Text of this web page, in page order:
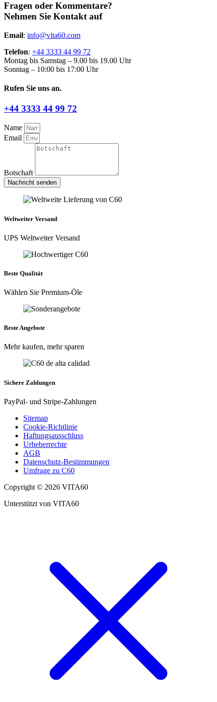
Fragen oder Kommentare?
Nehmen Sie Kontakt auf
Email: info@vita60.com
Telefon: +44 3333 44 99 72
Montag bis Samstag – 9.00 bis 19.00 Uhr
Sonntag – 10:00 bis 17:00 Uhr
Rufen Sie uns an.
+44 3333 44 99 72
Name
Email
Botschaft
Nachricht senden
Weltweiter Versand
UPS Weltweiter Versand
Beste Qualität
Wählen Sie Premium-Öle
Beste Angebote
Mehr kaufen, mehr sparen
Sichere Zahlungen
PayPal- und Stripe-Zahlungen
Sitemap
Cookie-Richtlinie
Haftungsausschluss
Urheberrechte
AGB
Datenschutz-Bestimmungen
Umfrage zu C60
Copyright © 2026 VITA60
Unterstützt von VITA60